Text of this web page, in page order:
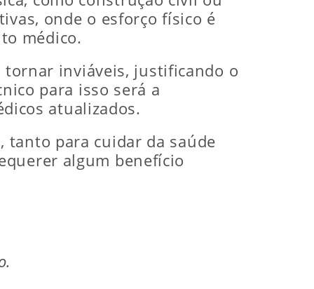
onde o esforço físico é
médico.
tornar inviáveis, justificando o
para isso será a
atualizados.
tanto para cuidar da saúde
algum benefício